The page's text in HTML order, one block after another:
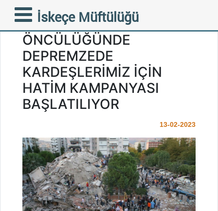
İskeçe Müftülüğü
FAZİLETLİ MÜFTÜMÜZ
MUSTAFA TRAMPA’NIN
ÖNCÜLÜĞÜNDE
DEPREMZEDE
KARDEŞLERİMİZ İÇİN
HATİM KAMPANYASI
BAŞLATILIYOR
13-02-2023